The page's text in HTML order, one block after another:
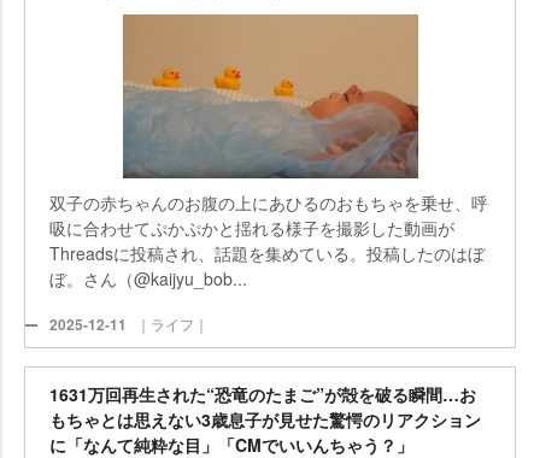
双子の赤ちゃんのお腹の上にあひるのおもちゃを乗せ、呼
吸に合わせてぷかぷかと揺れる様子を撮影した動画が
Threadsに投稿され、話題を集めている。投稿したのはぼ
ぼ。さん（@kaijyu_bob...
2025-12-11 ｜ライフ｜
1631万回再生された“恐竜のたまご”が殻を破る瞬間…お
もちゃとは思えない3歳息子が見せた驚愕のリアクション
に「なんて純粋な目」「CMでいいんちゃう？」